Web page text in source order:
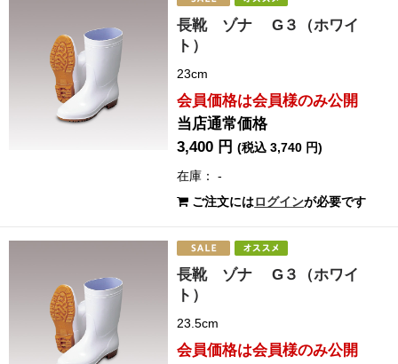
長靴 ゾナ G３（ホワイ
ト）
23cm
会員価格は会員様のみ公開
当店通常価格
3,400 円(税込 3,740 円)
在庫： -
ご注文にはログインが必要です
長靴 ゾナ G３（ホワイ
ト）
23.5cm
会員価格は会員様のみ公開